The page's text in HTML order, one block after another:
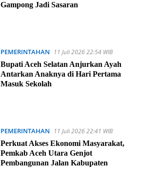
Gampong Jadi Sasaran
PEMERINTAHAN
11 Juli 2026 22:54 WIB
Bupati Aceh Selatan Anjurkan Ayah
Antarkan Anaknya di Hari Pertama
Masuk Sekolah
PEMERINTAHAN
11 Juli 2026 22:41 WIB
Perkuat Akses Ekonomi Masyarakat,
Pemkab Aceh Utara Genjot
Pembangunan Jalan Kabupaten